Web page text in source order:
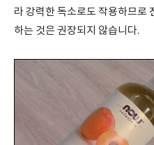
라 강력한 독소로도 작용하므로
하는 것은 권장되지 않습니다.